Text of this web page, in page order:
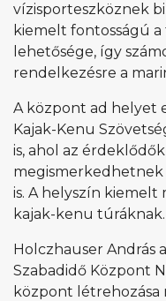
vízisporteszköznek
kiemelt fontosságú
lehetősége, így
rendelkezésre a
A központ ad helyet
Kajak-Kenu
is, ahol az
megismerkedhetnek
is. A helyszín
kajak-kenu túráknak.
Holczhauser András
Szabadidő Központ
központ létrehozása